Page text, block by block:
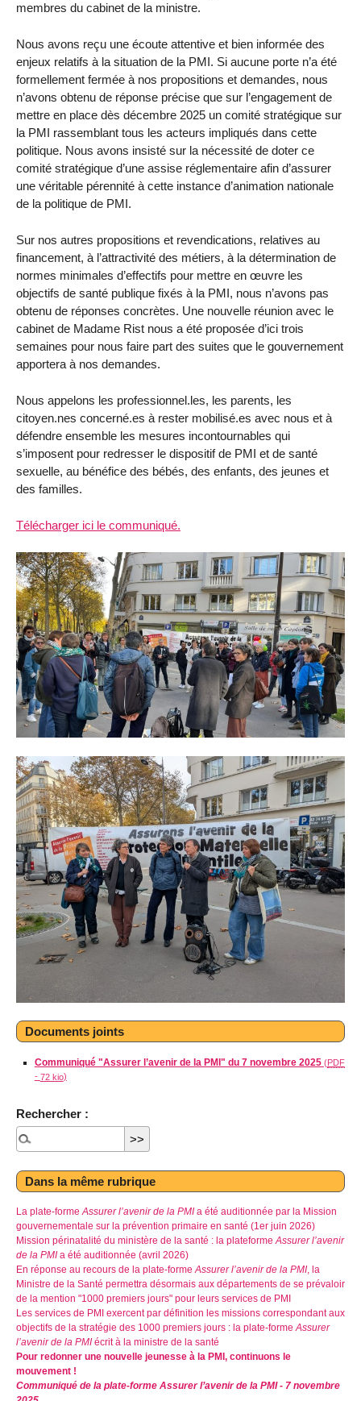
membres du cabinet de la ministre.
Nous avons reçu une écoute attentive et bien informée des
enjeux relatifs à la situation de la PMI. Si aucune porte n’a été
formellement fermée à nos propositions et demandes, nous
n’avons obtenu de réponse précise que sur l’engagement de
mettre en place dès décembre 2025 un comité stratégique sur
la PMI rassemblant tous les acteurs impliqués dans cette
politique. Nous avons insisté sur la nécessité de doter ce
comité stratégique d’une assise réglementaire afin d’assurer
une véritable pérennité à cette instance d’animation nationale
de la politique de PMI.
Sur nos autres propositions et revendications, relatives au
financement, à l’attractivité des métiers, à la détermination de
normes minimales d’effectifs pour mettre en œuvre les
objectifs de santé publique fixés à la PMI, nous n’avons pas
obtenu de réponses concrètes. Une nouvelle réunion avec le
cabinet de Madame Rist nous a été proposée d’ici trois
semaines pour nous faire part des suites que le gouvernement
apportera à nos demandes.
Nous appelons les professionnel.les, les parents, les
citoyen.nes concerné.es à rester mobilisé.es avec nous et à
défendre ensemble les mesures incontournables qui
s’imposent pour redresser le dispositif de PMI et de santé
sexuelle, au bénéfice des bébés, des enfants, des jeunes et
des familles.
Télécharger ici le communiqué.
Documents joints
Communiqué "Assurer l’avenir de la PMI" du 7 novembre 2025 (PDF
- 72 kio)
Rechercher :
Dans la même rubrique
La plate-formeAssurer l’avenir de la PMIa été auditionnée par la Mission
gouvernementale sur la prévention primaire en santé (1er juin 2026)
Mission périnatalité du ministère de la santé : la plateformeAssurer l’avenir
de la PMIa été auditionnée (avril 2026)
En réponse au recours de la plate-formeAssurer l’avenir de la PMI, la
Ministre de la Santé permettra désormais aux départements de se prévaloir
de la mention "1000 premiers jours" pour leurs services de PMI
Les services de PMI exercent par définition les missions correspondant aux
objectifs de la stratégie des 1000 premiers jours : la plate-formeAssurer
l’avenir de la PMIécrit à la ministre de la santé
Pour redonner une nouvelle jeunesse à la PMI, continuons le
mouvement !
Communiqué de la plate-forme Assurer l’avenir de la PMI - 7 novembre